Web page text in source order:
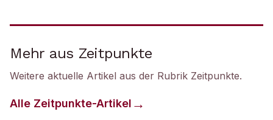
Mehr aus Zeitpunkte
Weitere aktuelle Artikel aus der Rubrik Zeitpunkte.
Alle Zeitpunkte-Artikel